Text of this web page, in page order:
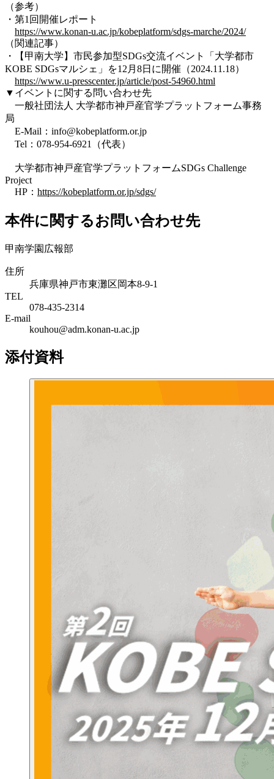
（参考）
・第1回開催レポート
https://www.konan-u.ac.jp/kobeplatform/sdgs-marche/2024/
（関連記事）
・【甲南大学】市民参加型SDGs交流イベント「大学都市
KOBE SDGsマルシェ」を12月8日に開催（2024.11.18）
https://www.u-presscenter.jp/article/post-54960.html
▼イベントに関する問い合わせ先
一般社団法人 大学都市神戸産官学プラットフォーム事務
局
E-Mail：info@kobeplatform.or.jp
Tel：078-954-6921（代表）
大学都市神戸産官学プラットフォームSDGs Challenge
Project
HP： https://kobeplatform.or.jp/sdgs/
本件に関するお問い合わせ先
甲南学園広報部
住所
兵庫県神戸市東灘区岡本8-9-1
TEL
078-435-2314
E-mail
kouhou@adm.konan-u.ac.jp
添付資料